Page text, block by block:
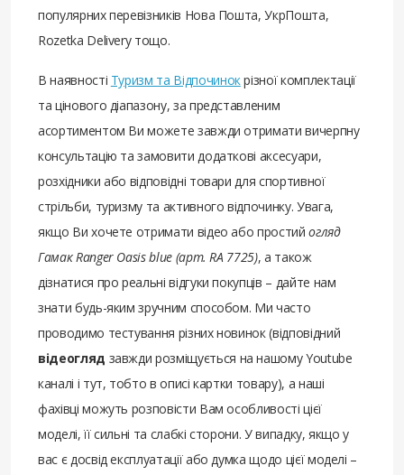
популярних перевізників Нова Пошта, УкрПошта,
Rozetka Delivery тощо.
В наявності Туризм та Відпочинокрізної комплектації
та цінового діапазону, за представленим
асортиментом Ви можете завжди отримати вичерпну
консультацію та замовити додаткові аксесуари,
розхідники або відповідні товари для спортивної
стрільби, туризму та активного відпочинку. Увага,
якщо Ви хочете отримати відео або простийогляд
Гамак Ranger Oasis blue (арт. RA 7725), а також
дізнатися про реальні відгуки покупців – дайте нам
знати будь-яким зручним способом. Ми часто
проводимо тестування різних новинок (відповідний
відеогляд завжди розміщується на нашому Youtube
каналі і тут, тобто в описі картки товару), а наші
фахівці можуть розповісти Вам особливості цієї
моделі, її сильні та слабкі сторони. У випадку, якщо у
вас є досвід експлуатації або думка щодо цієї моделі –